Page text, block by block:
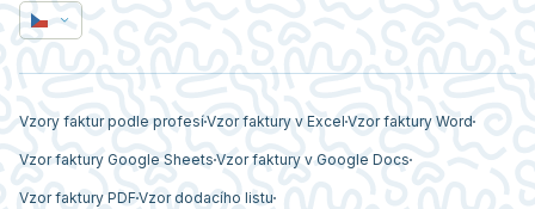
Vzory faktur podle profesíVzor faktury v Excel Vzor faktury Word
Vzor faktury Google Sheets Vzor faktury v Google Docs
Vzor faktury PDF Vzor dodacího listu